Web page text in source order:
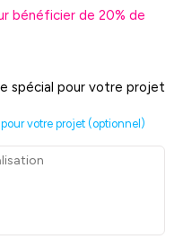
bénéficier de 20% de
spécial pour votre projet
votre projet (optionnel)